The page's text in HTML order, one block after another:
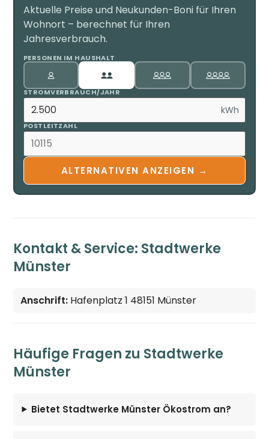
Aktuelle Preise und Neukunden-Boni für Ihren
Wohnort – berechnet für Ihren
Jahresverbrauch.
PERSONEN IM HAUSHALT
STROMVERBRAUCH/JAHR
kWh
POSTLEITZAHL
ALTERNATIVEN ANZEIGEN →
Kontakt & Service: Stadtwerke
Münster
Anschrift: Hafenplatz 1 48151 Münster
Häufige Fragen zu Stadtwerke
Münster
Bietet Stadtwerke Münster Ökostrom an?